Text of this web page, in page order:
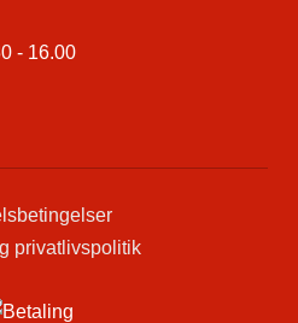
- 16.00
privatlivspolitik